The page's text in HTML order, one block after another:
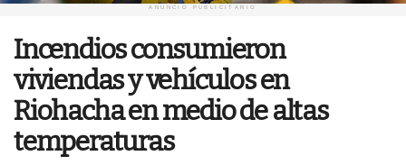
ANUNCIO PUBLICITARIO
Incendios consumieron
viviendas y vehículos en
Riohacha en medio de altas
temperaturas